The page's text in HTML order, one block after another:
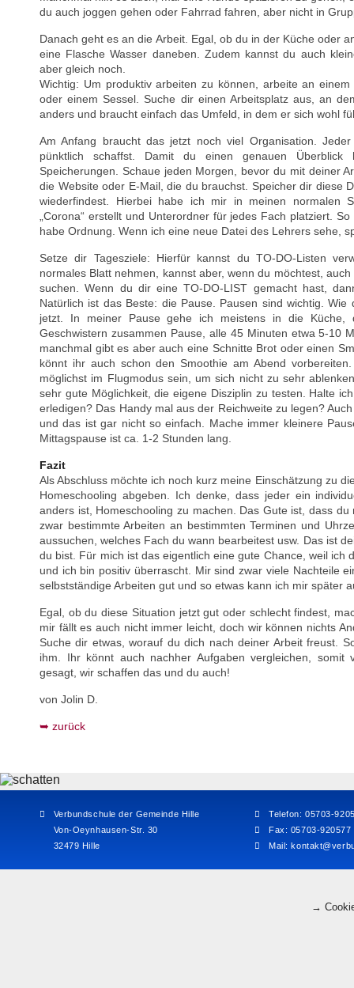
du auch joggen gehen oder Fahrrad fahren, aber nicht in
Danach geht es an die Arbeit. Egal, ob du in der Küche oder
eine Flasche Wasser daneben. Zudem kannst du auch
aber gleich noch.
Wichtig: Um produktiv arbeiten zu können, arbeite an
oder einem Sessel. Suche dir einen Arbeitsplatz aus, an
anders und braucht einfach das Umfeld, in dem er sich wohl
Am Anfang braucht das jetzt noch viel Organisation.
pünktlich schaffst. Damit du einen genauen
Speicherungen. Schaue jeden Morgen, bevor du mit deiner
die Website oder E-Mail, die du brauchst. Speicher dir diese
wiederfindest. Hierbei habe ich mir in meinen normalen
„Corona“ erstellt und Unterordner für jedes Fach platziert.
habe Ordnung. Wenn ich eine neue Datei des Lehrers sehe,
Setze dir Tagesziele: Hierfür kannst du TO-DO-Listen
normales Blatt nehmen, kannst aber, wenn du möchtest,
suchen. Wenn du dir eine TO-DO-LIST gemacht hast,
Natürlich ist das Beste: die Pause. Pausen sind wichtig.
jetzt. In meiner Pause gehe ich meistens in die Küche,
Geschwistern zusammen Pause, alle 45 Minuten etwa 5-10
manchmal gibt es aber auch eine Schnitte Brot oder einen
könnt ihr auch schon den Smoothie am Abend
möglichst im Flugmodus sein, um sich nicht zu sehr
sehr gute Möglichkeit, die eigene Disziplin zu testen. Halte
erledigen? Das Handy mal aus der Reichweite zu legen?
und das ist gar nicht so einfach. Mache immer kleinere
Mittagspause ist ca. 1-2 Stunden lang.
Fazit
Als Abschluss möchte ich noch kurz meine Einschätzung zu
Homeschooling abgeben. Ich denke, dass jeder ein
anders ist, Homeschooling zu machen. Das Gute ist, dass
zwar bestimmte Arbeiten an bestimmten Terminen und
aussuchen, welches Fach du wann bearbeitest usw. Das ist
du bist. Für mich ist das eigentlich eine gute Chance, weil ich
und ich bin positiv überrascht. Mir sind zwar viele Nachteile
selbstständige Arbeiten gut und so etwas kann ich mir später
Egal, ob du diese Situation jetzt gut oder schlecht findest,
mir fällt es auch nicht immer leicht, doch wir können nichts
Suche dir etwas, worauf du dich nach deiner Arbeit freust.
ihm. Ihr könnt auch nachher Aufgaben vergleichen, somit
gesagt, wir schaffen das und du auch!
von Jolin D.
zurück
Verbundschule der Gemeinde Hille
Von-Oeynhausen-Str. 30
32479 Hille
Telefon: 05703-
Fax: 05703-920577
Mail:
→